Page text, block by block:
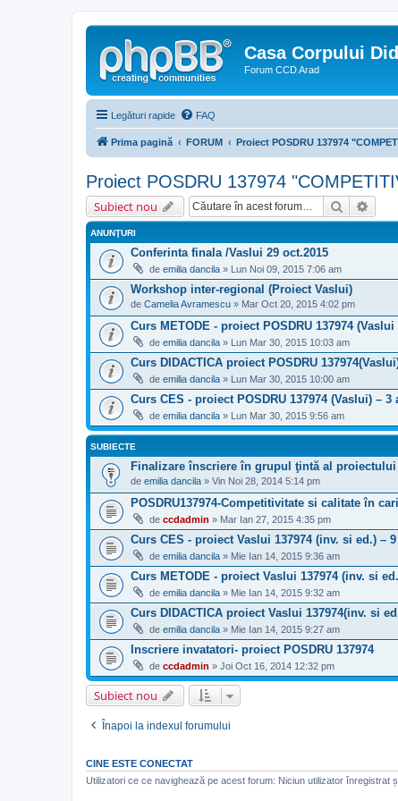
Casa Corpului
Forum CCD Arad
Legături rapide FAQ
Prima pagină FORUM Proiect POSDRU 137974
Proiect POSDRU 137974
Subiect nou Căutare
ANUNŢURI
Conferinta finala /Vaslui 29 oct.2015
de emilia dancila » Lun Noi 09, 2015 7:06 am
Workshop inter-regional (Proiect Vaslui)
de Camelia Avramescu » Mar Oct 20, 2015 4:02 pm
Curs METODE - proiect POSDRU 137974
de emilia dancila » Lun Mar 30, 2015 10:03 am
Curs DIDACTICA proiect POSDRU
de emilia dancila » Lun Mar 30, 2015 10:00 am
Curs CES - proiect POSDRU 137974 (Vaslui) – 3
de emilia dancila » Lun Mar 30, 2015 9:56 am
SUBIECTE
Finalizare înscriere în grupul ţintă al proiectului
de emilia dancila » Vin Noi 28, 2014 5:14 pm
POSDRU137974-Competitivitate si calitate în
de ccdadmin » Mar Ian 27, 2015 4:35 pm
Curs CES - proiect Vaslui 137974 (inv. si ed.) –
de emilia dancila » Mie Ian 14, 2015 9:36 am
Curs METODE - proiect Vaslui 137974 (inv. si
de emilia dancila » Mie Ian 14, 2015 9:32 am
Curs DIDACTICA proiect Vaslui 137974(inv. si
de emilia dancila » Mie Ian 14, 2015 9:27 am
Inscriere invatatori- proiect POSDRU 137974
de ccdadmin » Joi Oct 16, 2014 12:32 pm
Subiect nou
Înapoi la indexul forumului
CINE ESTE CONECTAT
Utilizatori ce ce navighează pe acest forum: Niciun utilizator înregistrat